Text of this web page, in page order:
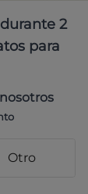
2
para
Otro